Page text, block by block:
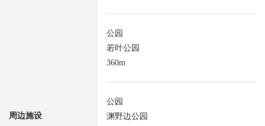
周边施设
公园
若叶公园
360m
公园
渊野边公园